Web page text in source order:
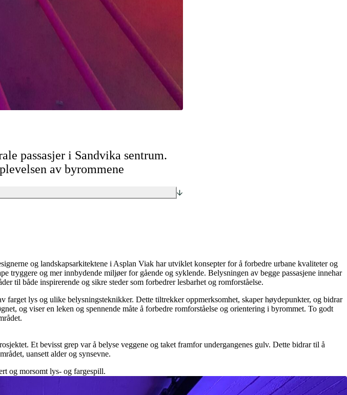
passasjer i Sandvika sentrum.
av byrommene
og landskapsarkitektene i Asplan Viak har utviklet konsepter for å forbedre urbane kvaliteter og
og mer innbydende miljøer for gående og syklende. Belysningen av begge passasjene innehar
til både inspirerende og sikre steder som forbedrer lesbarhet og romforståelse.
lys og ulike belysningsteknikker. Dette tiltrekker oppmerksomhet, skaper høydepunkter, og bidrar
og viser en leken og spennende måte å forbedre romforståelse og orientering i byrommet. To godt
Et bevisst grep var å belyse veggene og taket framfor undergangenes gulv. Dette bidrar til å
uansett alder og synsevne.
og morsomt lys- og fargespill.